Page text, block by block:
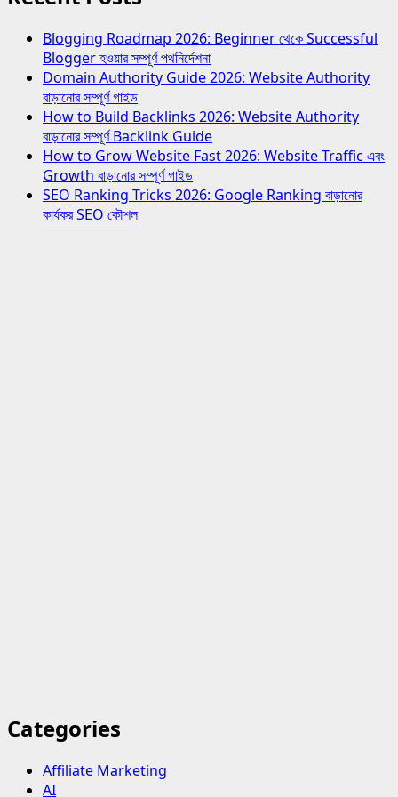
Blogging Roadmap 2026: Beginner থেকে Successful
Blogger হওয়ার সম্পূর্ণ পথনির্দেশনা
Domain Authority Guide 2026: Website Authority
বাড়ানোর সম্পূর্ণ গাইড
How to Build Backlinks 2026: Website Authority
বাড়ানোর সম্পূর্ণ Backlink Guide
How to Grow Website Fast 2026: Website Traffic এবং
Growth বাড়ানোর সম্পূর্ণ গাইড
SEO Ranking Tricks 2026: Google Ranking বাড়ানোর
কার্যকর SEO কৌশল
Categories
Affiliate Marketing
AI